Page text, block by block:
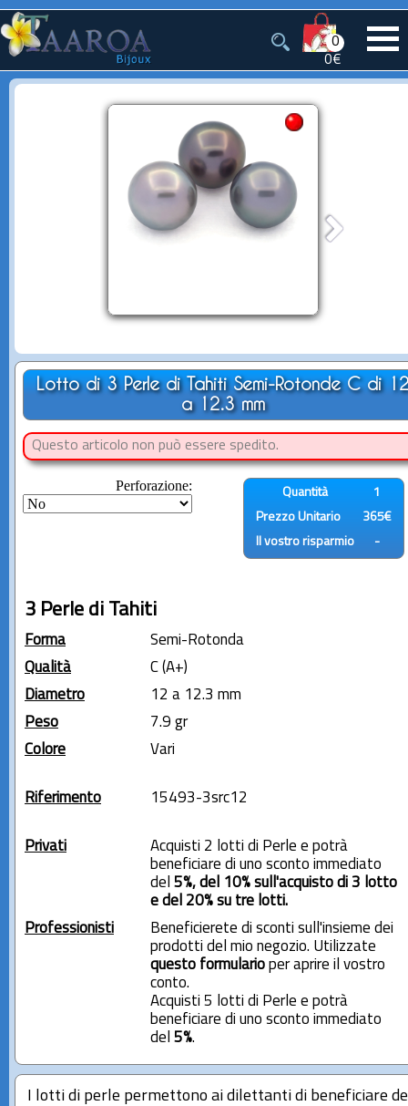
0
0€
Lotto di 3 Perle di Tahiti Semi-Rotonde C di
a 12.3 mm
Questo articolo non può essere spedito.
Perforazione: Quantità
1
Prezzo Unitario
365€
Il vostro risparmio
-
3 Perle di Tahiti
Forma
Semi-Rotonda
Qualità
C (A+)
Diametro
12 a 12.3 mm
Peso
7.9 gr
Colore
Vari
Riferimento 15493-3src12
Privati
Acquisti 2 lotti di Perle e potrà
beneficiare di uno sconto immediato
del 5%, del 10% sull'acquisto di 3 lotto
e del 20% su tre lotti.
Professionisti
Beneficierete di sconti sull'insieme dei
prodotti del mio negozio. Utilizzate
questo formularioper aprire il vostro
conto.
Acquisti 5 lotti di Perle e potrà
beneficiare di uno sconto immediato
del 5%.
I lotti di perle permettono ai dilettanti di beneficiare